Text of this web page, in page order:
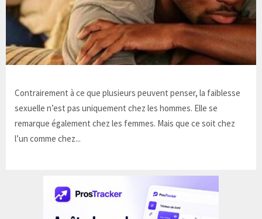
Contrairement à ce que plusieurs peuvent penser, la faiblesse
sexuelle n’est pas uniquement chez les hommes. Elle se
remarque également chez les femmes. Mais que ce soit chez
l’un comme chez...